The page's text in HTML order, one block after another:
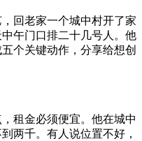
回老家一个城中村开了家
午门口排二十几号人。他
个关键动作，分享给想创
租金必须便宜。他在城中
两千。有人说位置不好，